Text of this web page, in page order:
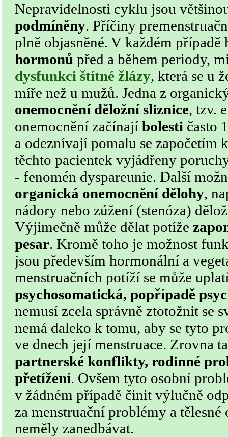
Nepravidelnosti cyklu jsou
podmíněny. Příčiny
plně objasněné. V každém
hormonů před a během periody,
dysfunkci štítné žlázy, která se u
míře než u mužů. Jedna z
onemocnění děložní sliznice, tzv.
onemocnění začínají bolesti často
a odeznívají pomalu se započetím
těchto pacientek vyjádřeny
- fenomén dyspareunie. Další
organická onemocnění dělohy,
nádory nebo zúžení (stenóza)
Výjimečně může dělat potíže
pesar. Kromě toho je možnost
jsou především hormonální a
menstruačních potíží se může
psychosomatická, popřípadě
nemusí zcela správně ztotožnit se
nemá daleko k tomu, aby se tyto
ve dnech její menstruace. Zrovna
partnerské konflikty, rodinné
přetížení. Ovšem tyto osobní
v žádném případě činit výlučně
za menstruační problémy a tělesné
neměly zanedbávat.